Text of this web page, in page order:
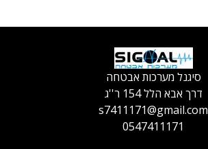
סיגנל מערכות אבטחה
דרך אבא הלל 154 ר''ג
s7411171@gmail.com
0547411171